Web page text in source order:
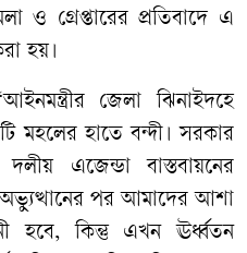
ও গ্রেপ্তারের প্রতিবাদে এ
হয়।
জেলা ঝিনাইদহে
হাতে বন্দী। সরকার
এজেন্ডা বাস্তবায়নের
অভ্যুত্থানের পর আমাদের আশা
হবে, কিন্তু এখন ঊর্ধ্বতন